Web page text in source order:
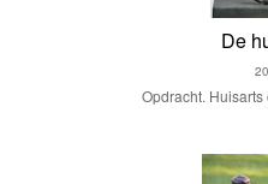
De
Opdracht.